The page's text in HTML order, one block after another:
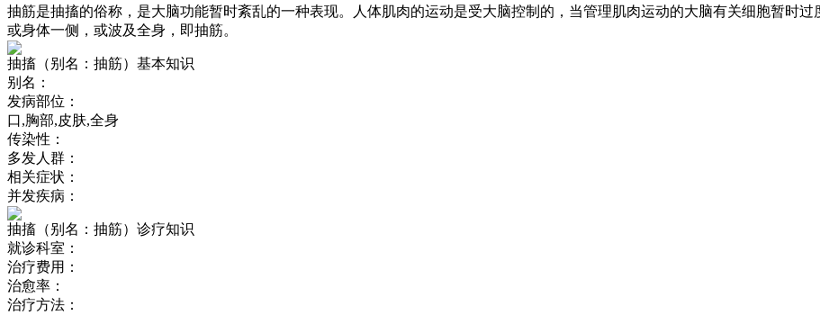
抽筋是抽搐的俗称，是大脑功能暂时紊乱的一种表现。人体肌肉的运动是受大脑控制的，当管理肌肉运动的大脑有关细胞暂时
或身体一侧，或波及全身，即抽筋。
抽搐（别名：抽筋）基本知识
别名：
发病部位：
口,胸部,皮肤,全身
传染性：
多发人群：
相关症状：
并发疾病：
抽搐（别名：抽筋）诊疗知识
就诊科室：
治疗费用：
治愈率：
治疗方法：